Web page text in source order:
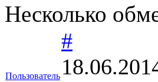
Несколько
Пользователь
#